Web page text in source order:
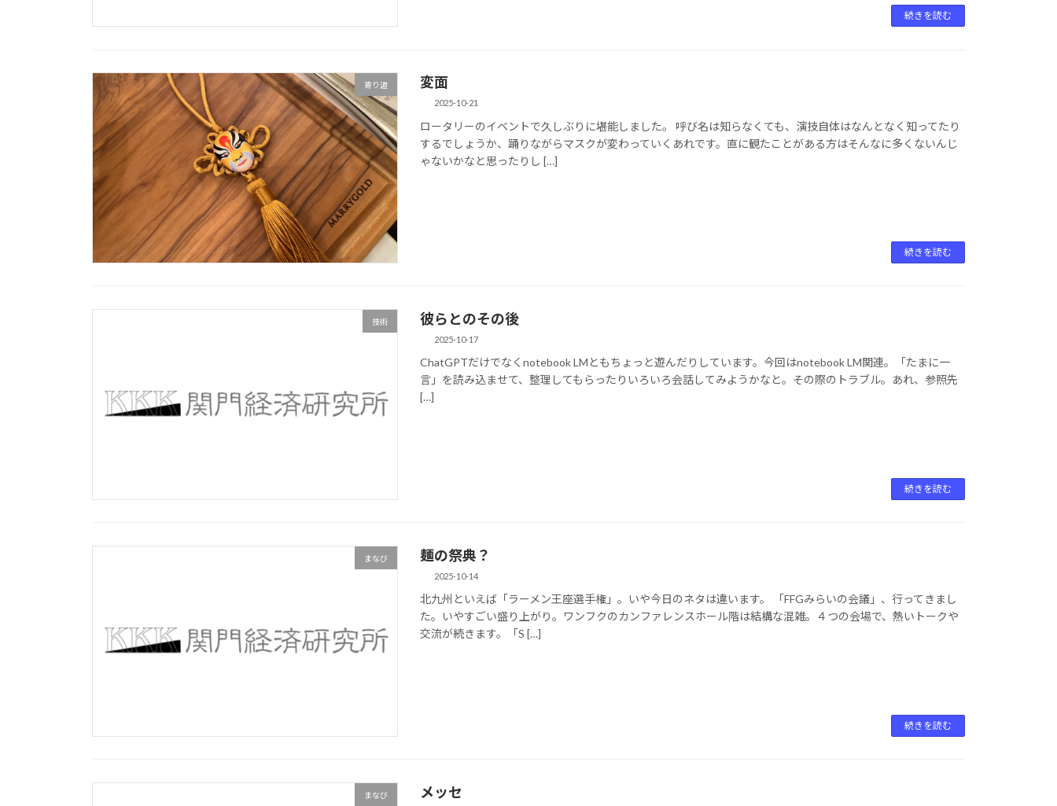
続きを読む
寄り道 変面
2025-10-21
ロータリーのイベントで久しぶりに堪能しました。 呼び名は知らなくても、演技自体はなんとなく知ってたり
するでしょうか、踊りながらマスクが変わっていくあれです。直に観たことがある方はそんなに多くないんじ
ゃないかなと思ったりし […]
続きを読む
技術 彼らとのその後
2025-10-17
ChatGPTだけでなくnotebook LMともちょっと遊んだりしています。今回はnotebook LM関連。「たまに一
言」を読み込ませて、整理してもらったりいろいろ会話してみようかなと。その際のトラブル。あれ、参照先
[…]
続きを読む
まなび 麺の祭典？
2025-10-14
北九州といえば「ラーメン王座選手権」。いや今日のネタは違います。 「FFGみらいの会議」、行ってきまし
た。いやすごい盛り上がり。ワンフクのカンファレンスホール階は結構な混雑。４つの会場で、熱いトークや
交流が続きます。「S […]
続きを読む
まなび メッセ